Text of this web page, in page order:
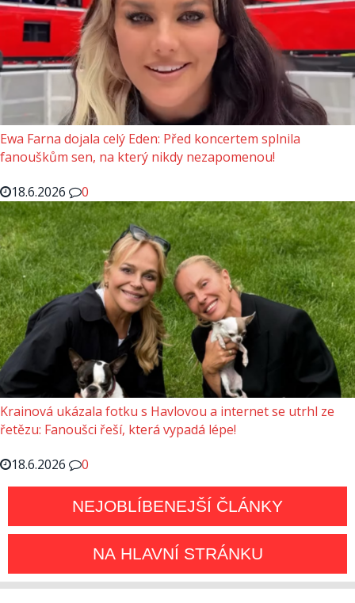
Ewa Farna dojala celý Eden: Před koncertem splnila
fanouškům sen, na který nikdy nezapomenou!
18.6.2026
0
Krainová ukázala fotku s Havlovou a internet se utrhl ze
řetězu: Fanoušci řeší, která vypadá lépe!
18.6.2026
0
NEJOBLÍBENEJŠÍ ČLÁNKY
NA HLAVNÍ STRÁNKU